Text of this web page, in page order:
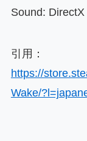
Sound:
引用：
https://
Wake/